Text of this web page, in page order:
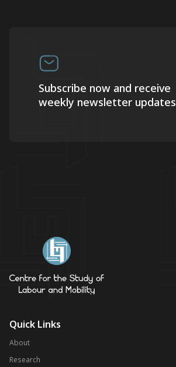
Subscribe now and receive
weekly newsletter updates
Quick Links
About
Research